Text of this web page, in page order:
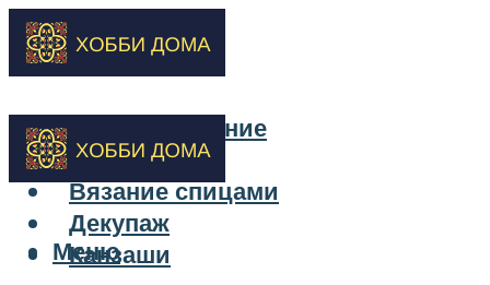
Бисероплетение
Вышивка
Вязание спицами
Декупаж
Канзаши
Меню